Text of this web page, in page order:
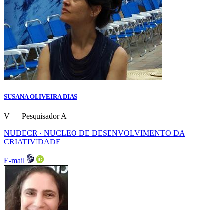
SUSANA OLIVEIRA DIAS
V — Pesquisador A
NUDECR · NUCLEO DE DESENVOLVIMENTO DA
CRIATIVIDADE
E-mail